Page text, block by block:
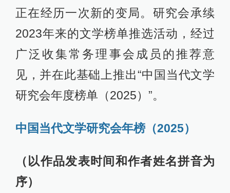
正在经历一次新的变局。研究会承续
2023年来的文学榜单推选活动，经过
广泛收集常务理事会成员的推荐意
见，并在此基础上推出“中国当代文学
研究会年度榜单（2025）”。
中国当代文学研究会年榜（2025）
（以作品发表时间和作者姓名拼音为
序）